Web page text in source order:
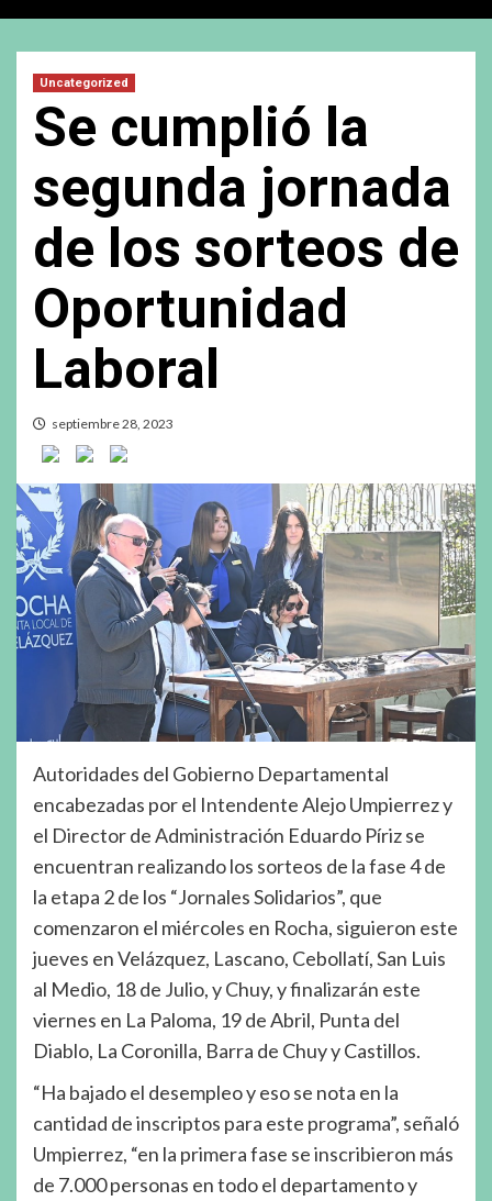
Uncategorized
Se cumplió la
segunda jornada
de los sorteos de
Oportunidad
Laboral
septiembre 28, 2023
Autoridades del Gobierno Departamental
encabezadas por el Intendente Alejo Umpierrez y
el Director de Administración Eduardo Píriz se
encuentran realizando los sorteos de la fase 4 de
la etapa 2 de los “Jornales Solidarios”, que
comenzaron el miércoles en Rocha, siguieron este
jueves en Velázquez, Lascano, Cebollatí, San Luis
al Medio, 18 de Julio, y Chuy, y finalizarán este
viernes en La Paloma, 19 de Abril, Punta del
Diablo, La Coronilla, Barra de Chuy y Castillos.
“Ha bajado el desempleo y eso se nota en la
cantidad de inscriptos para este programa”, señaló
Umpierrez, “en la primera fase se inscribieron más
de 7.000 personas en todo el departamento y